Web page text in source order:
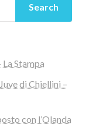
Search
Stampa
di Chiellini –
con l’Olanda